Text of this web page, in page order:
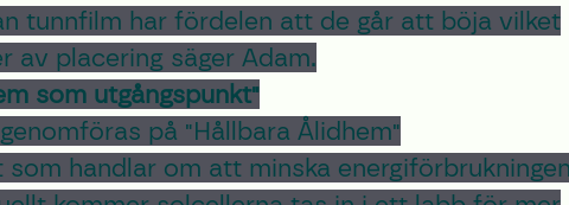
tunnfilm har fördelen att de går att böja vilket
av placering säger Adam.
som utgångspunkt"
på "Hållbara Ålidhem"
handlar om att minska